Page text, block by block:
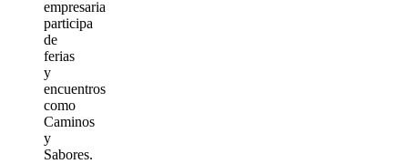
empresaria
participa
de
ferias
y
encuentros
como
Caminos
y
Sabores.